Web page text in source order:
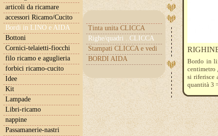
articoli da ricamare
accessori Ricamo/Cucito
Bordi in LINO e AIDA
Tinta unita CLICCA
Righe/quadri ..CLICCA
Stampati CLICCA e vedi
BORDI AIDA
Bottoni
Cornici-telaietti-fiocchi
filo ricamo e aguglieria
forbici ricamo-cucito
Idee
Kit
Lampade
Libri-ricamo
nappine
Passamanerie-nastri
Bordo in
centimetro
si riferisce
quantità 3